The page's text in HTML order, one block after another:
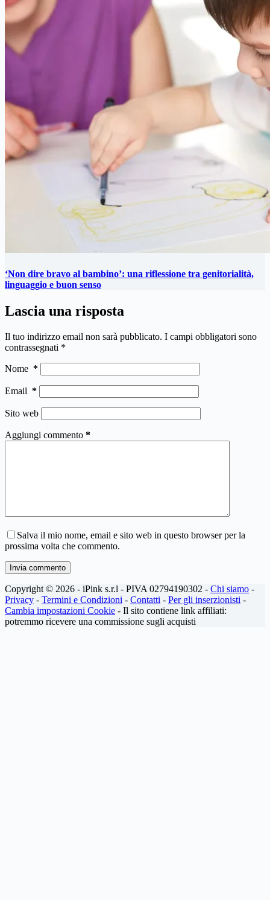
‘Non dire bravo al bambino’: una riflessione tra genitorialità,
linguaggio e buon senso
Lascia una risposta
Il tuo indirizzo email non sarà pubblicato. I campi obbligatori sono
contrassegnati *
Nome *
Email *
Sito web
Aggiungi commento *
Salva il mio nome, email e sito web in questo browser per la
prossima volta che commento.
Invia commento
Copyright © 2026 - iPink s.r.l - PIVA 02794190302 - Chi siamo -
Privacy - Termini e Condizioni - Contatti - Per gli inserzionisti -
Cambia impostazioni Cookie - Il sito contiene link affiliati:
potremmo ricevere una commissione sugli acquisti